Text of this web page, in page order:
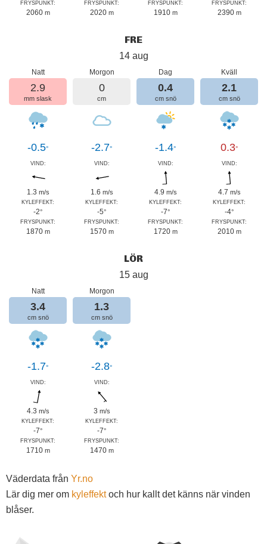
FRYSPUNKT:
2060 m
FRYSPUNKT:
2020 m
FRYSPUNKT:
1910 m
FRYSPUNKT:
2390 m
FRE
14 aug
Natt
2.9
mm slask
-0.5°
VIND:
1.3 m/s
KYLEFFEKT:
-2°
FRYSPUNKT:
1870 m
Morgon
0
cm
-2.7°
VIND:
1.6 m/s
KYLEFFEKT:
-5°
FRYSPUNKT:
1570 m
Dag
0.4
cm snö
-1.4°
VIND:
4.9 m/s
KYLEFFEKT:
-7°
FRYSPUNKT:
1720 m
Kväll
2.1
cm snö
0.3°
VIND:
4.7 m/s
KYLEFFEKT:
-4°
FRYSPUNKT:
2010 m
LÖR
15 aug
Natt
3.4
cm snö
-1.7°
VIND:
4.3 m/s
KYLEFFEKT:
-7°
FRYSPUNKT:
1710 m
Morgon
1.3
cm snö
-2.8°
VIND:
3 m/s
KYLEFFEKT:
-7°
FRYSPUNKT:
1470 m
Väderdata från Yr.no
Lär dig mer om kyleffektoch hur kallt det känns när vinden
blåser.